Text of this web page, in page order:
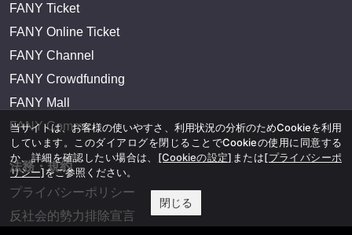
FANY Ticket
FANY Online Ticket
FANY Channel
FANY Crowdfunding
FANY Mall
FANY Commu
法務・規約
プライバシーポリシー
反社会的勢力排除宣言
当サイトは、お客様の使いやすさ、利用状況の分析のためCookieを利用
しています。このダイアログを閉じることでCookieの使用に同意する
か、詳細を確認したい場合は、 [Cookieの設定] または[プライバシーポ
リシー]をご参照ください。
閉じる